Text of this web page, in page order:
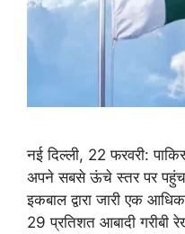
नई दिल्ली, 22 फरवरी:
अपने सबसे ऊंचे स्तर पर पहुंच
इकबाल द्वारा जारी एक
29 प्रतिशत आबादी गरीबी